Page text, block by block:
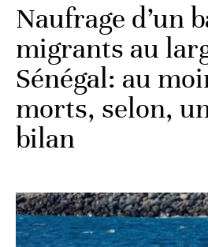
Naufrage d’un
migrants au
Sénégal: au
morts, selon,
bilan